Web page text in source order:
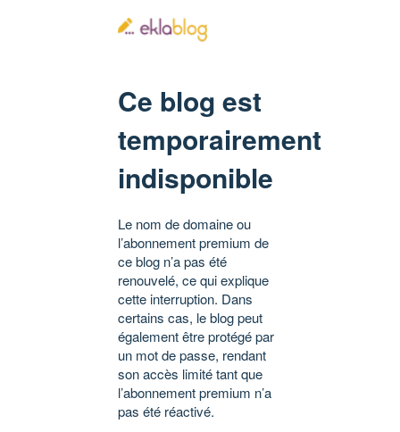
Ce blog est
temporairement
indisponible
Le nom de domaine ou
l’abonnement premium de
ce blog n’a pas été
renouvelé, ce qui explique
cette interruption. Dans
certains cas, le blog peut
également être protégé par
un mot de passe, rendant
son accès limité tant que
l’abonnement premium n’a
pas été réactivé.